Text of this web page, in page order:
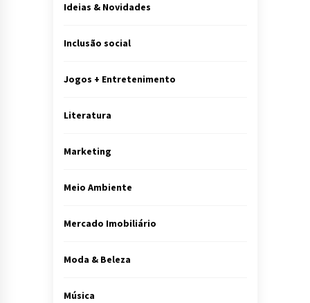
Ideias & Novidades
Inclusão social
Jogos + Entretenimento
Literatura
Marketing
Meio Ambiente
Mercado Imobiliário
Moda & Beleza
Música